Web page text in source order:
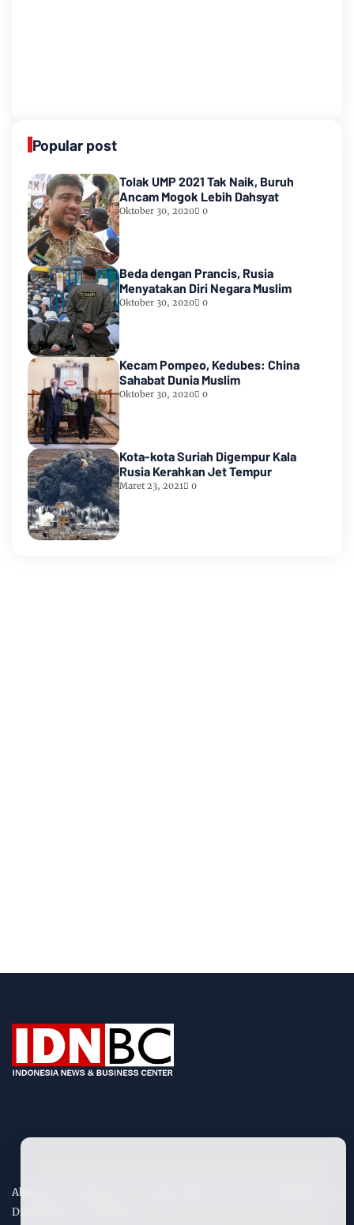
Popular post
Tolak UMP 2021 Tak Naik, Buruh
Ancam Mogok Lebih Dahsyat
Oktober 30, 2020 0
Beda dengan Prancis, Rusia
Menyatakan Diri Negara Muslim
Oktober 30, 2020 0
Kecam Pompeo, Kedubes: China
Sahabat Dunia Muslim
Oktober 30, 2020 0
Kota-kota Suriah Digempur Kala
Rusia Kerahkan Jet Tempur
Maret 23, 2021 0
About Us
Disclaimers